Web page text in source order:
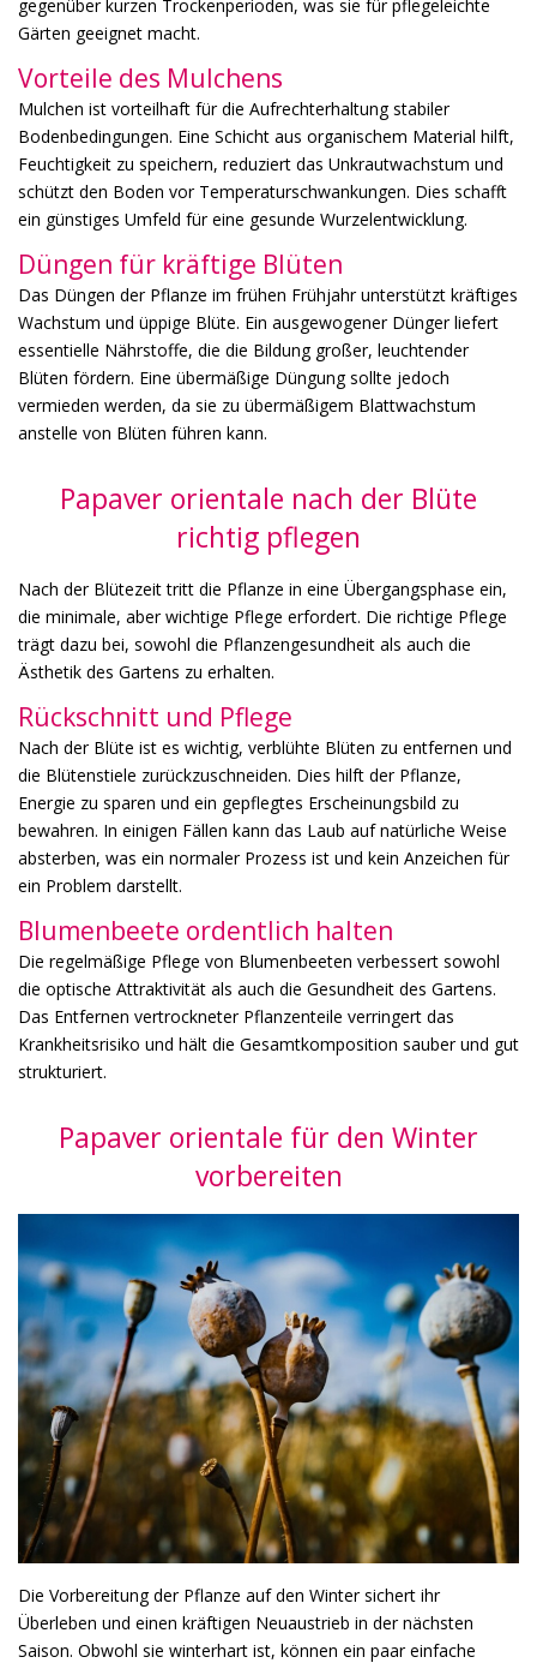
gegenüber kurzen Trockenperioden, was sie für pflegeleichte
Gärten geeignet macht.
Vorteile des Mulchens
Mulchen ist vorteilhaft für die Aufrechterhaltung stabiler
Bodenbedingungen. Eine Schicht aus organischem Material hilft,
Feuchtigkeit zu speichern, reduziert das Unkrautwachstum und
schützt den Boden vor Temperaturschwankungen. Dies schafft
ein günstiges Umfeld für eine gesunde Wurzelentwicklung.
Düngen für kräftige Blüten
Das Düngen der Pflanze im frühen Frühjahr unterstützt kräftiges
Wachstum und üppige Blüte. Ein ausgewogener Dünger liefert
essentielle Nährstoffe, die die Bildung großer, leuchtender
Blüten fördern. Eine übermäßige Düngung sollte jedoch
vermieden werden, da sie zu übermäßigem Blattwachstum
anstelle von Blüten führen kann.
Papaver orientale nach der Blüte
richtig pflegen
Nach der Blütezeit tritt die Pflanze in eine Übergangsphase ein,
die minimale, aber wichtige Pflege erfordert. Die richtige Pflege
trägt dazu bei, sowohl die Pflanzengesundheit als auch die
Ästhetik des Gartens zu erhalten.
Rückschnitt und Pflege
Nach der Blüte ist es wichtig, verblühte Blüten zu entfernen und
die Blütenstiele zurückzuschneiden. Dies hilft der Pflanze,
Energie zu sparen und ein gepflegtes Erscheinungsbild zu
bewahren. In einigen Fällen kann das Laub auf natürliche Weise
absterben, was ein normaler Prozess ist und kein Anzeichen für
ein Problem darstellt.
Blumenbeete ordentlich halten
Die regelmäßige Pflege von Blumenbeeten verbessert sowohl
die optische Attraktivität als auch die Gesundheit des Gartens.
Das Entfernen vertrockneter Pflanzenteile verringert das
Krankheitsrisiko und hält die Gesamtkomposition sauber und gut
strukturiert.
Papaver orientale für den Winter
vorbereiten
Die Vorbereitung der Pflanze auf den Winter sichert ihr
Überleben und einen kräftigen Neuaustrieb in der nächsten
Saison. Obwohl sie winterhart ist, können ein paar einfache